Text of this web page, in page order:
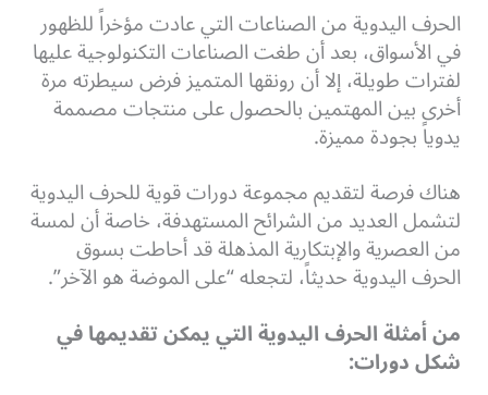
الحرف اليدوية من الصناعات التي عادت مؤخراً للظهور
في الأسواق، بعد أن طغت الصناعات التكنولوجية عليها
لفترات طويلة، إلا أن رونقها المتميز فرض سيطرته مرة
أخرى بين المهتمين بالحصول على منتجات مصممة
يدوياً بجودة مميزة.
هناك فرصة لتقديم مجموعة دورات قوية للحرف اليدوية
لتشمل العديد من الشرائح المستهدفة، خاصة أن لمسة
من العصرية والإبتكارية المذهلة قد أحاطت بسوق
الحرف اليدوية حديثاً، لتجعله “على الموضة هو الآخر”.
من أمثلة الحرف اليدوية التي يمكن تقديمها في
شكل دورات: